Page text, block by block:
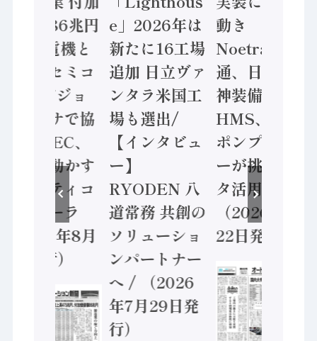
価値額86兆円
/ 三菱電機と
ソニーセミコ
ン AIビジョ
ンセンサで協
業 / IDEC、
安全に動かす
セーフティコ
ントローラ
（2026年8月
5日発行）
e」2026年は
新たに16工場
追加 日立ヴァ
ンタラ米国工
場も選出/
【インタビュ
ー】
RYODEN 八
道常務 共創の
ソリューショ
ンパートナー
へ / （2026
年7月29日発
行）
動き
Noetra、富士
通、日立 / 兵
神装備 ×
HMS、老舗
ポンプメーカ
ーが挑むデー
タ活用 など
（2026年7月
22日発行）